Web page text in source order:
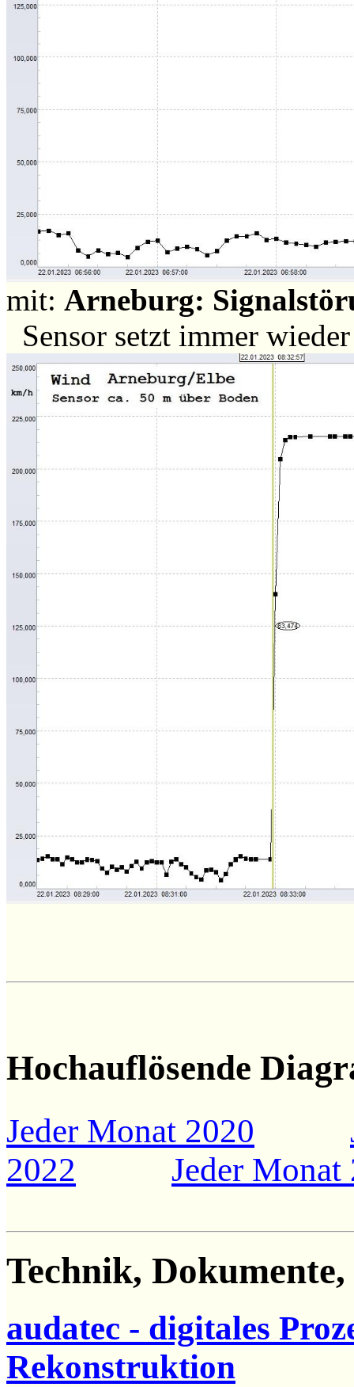
mit: Arneburg:
Sensor setzt immer
Hochauflösende
Jeder Monat 2020
2022
Jeder Monat
Technik, Dokumente,
audatec - digitales
Rekonstruktion